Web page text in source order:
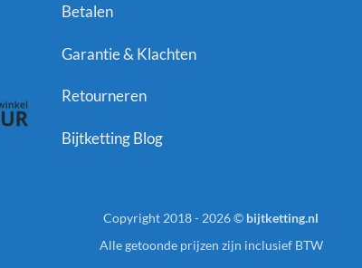
Betalen
Garantie & Klachten
Retourneren
Bijtketting Blog
Copyright 2018 - 2026 © bijtketting.nl
Alle getoonde prijzen zijn inclusief BTW